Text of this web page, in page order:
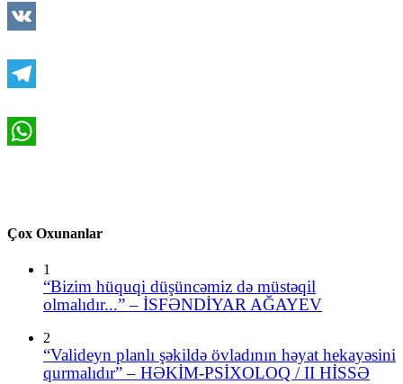
Çox Oxunanlar
1
“Bizim hüquqi düşüncəmiz də müstəqil
olmalıdır...” – İSFƏNDİYAR AĞAYEV
2
“Valideyn planlı şəkildə övladının həyat hekayəsini
qurmalıdır” – HƏKİM-PSİXOLOQ / II HİSSƏ